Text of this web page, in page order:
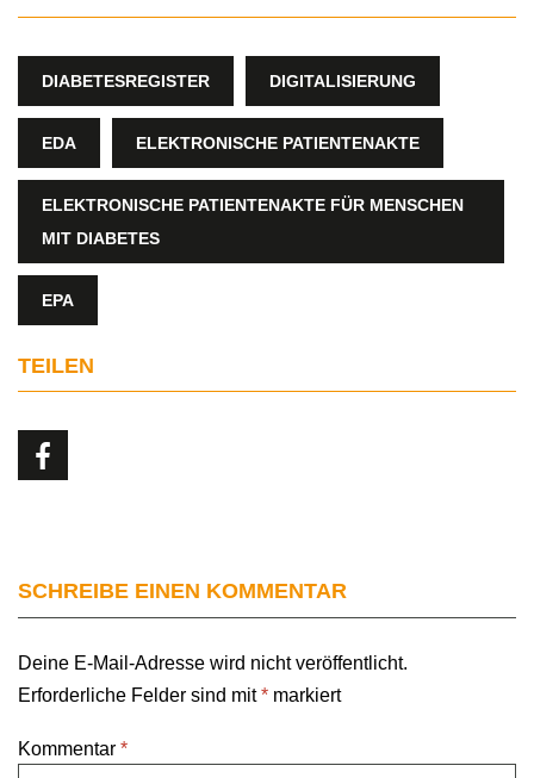
DIABETESREGISTER DIGITALISIERUNG
EDA ELEKTRONISCHE PATIENTENAKTE
ELEKTRONISCHE PATIENTENAKTE FÜR MENSCHEN
MIT DIABETES
EPA
TEILEN
SCHREIBE EINEN KOMMENTAR
Deine E-Mail-Adresse wird nicht veröffentlicht.
Erforderliche Felder sind mit* markiert
Kommentar *